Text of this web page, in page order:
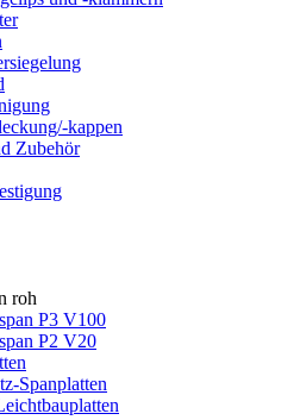
kappen
Zubehör
roh
P3 V100
P2 V20
Spanplatten